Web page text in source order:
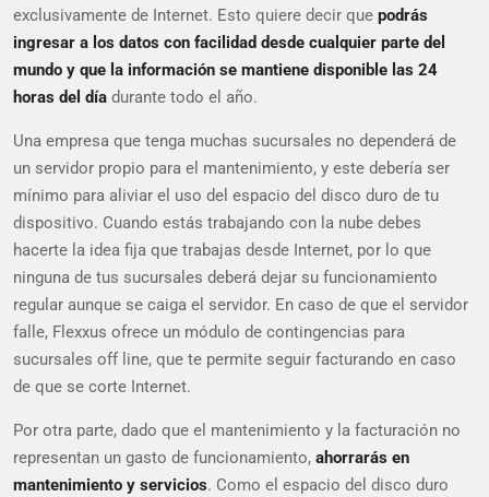
exclusivamente de Internet. Esto quiere decir que podrás
ingresar a los datos con facilidad desde cualquier parte del
mundo y que la información se mantiene disponible las 24
horas del día durante todo el año.
Una empresa que tenga muchas sucursales no dependerá de
un servidor propio para el mantenimiento, y este debería ser
mínimo para aliviar el uso del espacio del disco duro de tu
dispositivo. Cuando estás trabajando con la nube debes
hacerte la idea fija que trabajas desde Internet, por lo que
ninguna de tus sucursales deberá dejar su funcionamiento
regular aunque se caiga el servidor. En caso de que el servidor
falle, Flexxus ofrece un módulo de contingencias para
sucursales off line, que te permite seguir facturando en caso
de que se corte Internet.
Por otra parte, dado que el mantenimiento y la facturación no
representan un gasto de funcionamiento, ahorrarás en
mantenimiento y servicios. Como el espacio del disco duro